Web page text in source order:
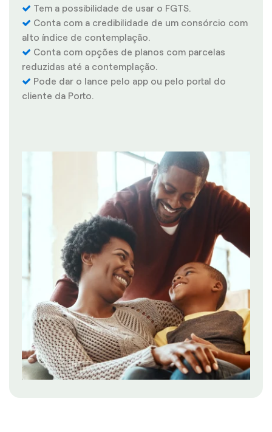
Tem a possibilidade de usar o FGTS.
Conta com a credibilidade de um consórcio com
alto índice de contemplação.
Conta com opções de planos com parcelas
reduzidas até a contemplação.
Pode dar o lance pelo app ou pelo portal do
cliente da Porto.